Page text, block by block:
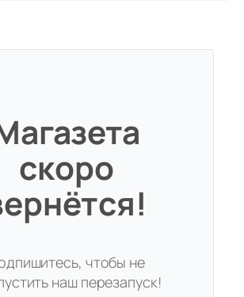
скоро
чтобы не
наш перезапуск!